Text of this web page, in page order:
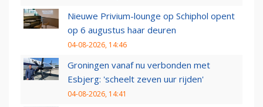
Nieuwe Privium-lounge op Schiphol opent
op 6 augustus haar deuren
04-08-2026, 14:46
Groningen vanaf nu verbonden met
Esbjerg: 'scheelt zeven uur rijden'
04-08-2026, 14:41